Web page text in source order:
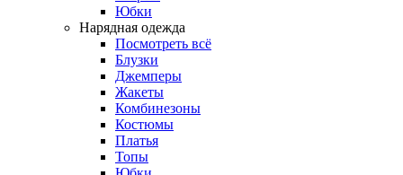
Юбки
Нарядная одежда
Посмотреть всё
Блузки
Джемперы
Жакеты
Комбинезоны
Костюмы
Платья
Топы